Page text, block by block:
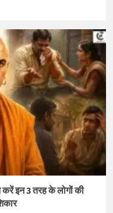
इन 3 तरह के लोगों की